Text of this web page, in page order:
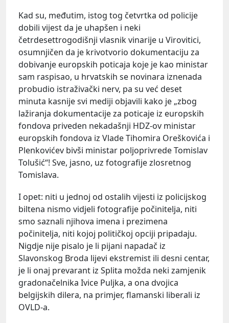
Kad su, međutim, istog tog četvrtka od policije
dobili vijest da je uhapšen i neki
četrdesettrogodišnji vlasnik vinarije u Virovitici,
osumnjičen da je krivotvorio dokumentaciju za
dobivanje europskih poticaja koje je kao ministar
sam raspisao, u hrvatskih se novinara iznenada
probudio istraživački nerv, pa su već deset
minuta kasnije svi mediji objavili kako je „zbog
lažiranja dokumentacije za poticaje iz europskih
fondova priveden nekadašnji HDZ-ov ministar
europskih fondova iz Vlade Tihomira Oreškovića i
Plenkovićev bivši ministar poljoprivrede Tomislav
Tolušić“! Sve, jasno, uz fotografije zlosretnog
Tomislava.
I opet: niti u jednoj od ostalih vijesti iz policijskog
biltena nismo vidjeli fotografije počinitelja, niti
smo saznali njihova imena i prezimena
počinitelja, niti kojoj političkoj opciji pripadaju.
Nigdje nije pisalo je li pijani napadač iz
Slavonskog Broda lijevi ekstremist ili desni centar,
je li onaj prevarant iz Splita možda neki zamjenik
gradonačelnika Ivice Puljka, a ona dvojica
belgijskih dilera, na primjer, flamanski liberali iz
OVLD-a.